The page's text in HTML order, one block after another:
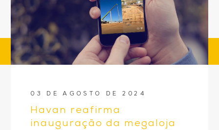
03 DE AGOSTO DE 2024
Havan reafirma
inauguração da megaloja